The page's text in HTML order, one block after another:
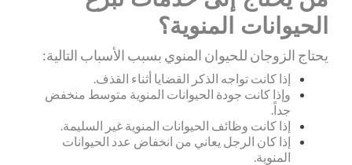
الحيوانات المنوية؟
يحتاج الزوجان للحيوان المنوي بسبب الأسباب التالية:
إذا كانت تواجه الذكر القضايا أثناء القذف.
وإذا كانت جودة الحيوانات المنوية متوسط منخفض
جداً.
إذا كانت وظائف الحيوانات المنوية غير السليمة.
إذا كان الرجل يعاني من انخفاض عدد الحيوانات
المنوية.